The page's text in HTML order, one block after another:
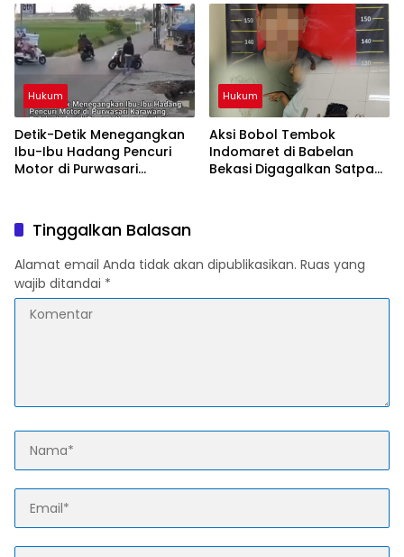
Korban
Hukum
Detik-Detik Menegangkan
Ibu-Ibu Hadang Pencuri
Motor di Purwasari
Hukum
Aksi Bobol Tembok
Indomaret di Babelan
Bekasi Digagalkan Satpam
Tinggalkan Balasan
Alamat email Anda tidak akan dipublikasikan. Ruas yang
wajib ditandai *